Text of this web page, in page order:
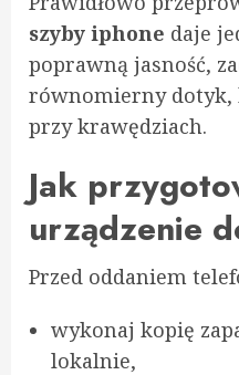
szyby iphone daje
poprawną jasność,
równomierny dotyk,
przy krawędziach.
Jak
urządzenie
Przed oddaniem
wykonaj kopię
lokalnie,